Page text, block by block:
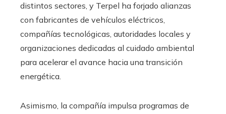
distintos sectores, y Terpel ha forjado alianzas
con fabricantes de vehículos eléctricos,
compañías tecnológicas, autoridades locales y
organizaciones dedicadas al cuidado ambiental
para acelerar el avance hacia una transición
energética.
Asimismo, la compañía impulsa programas de